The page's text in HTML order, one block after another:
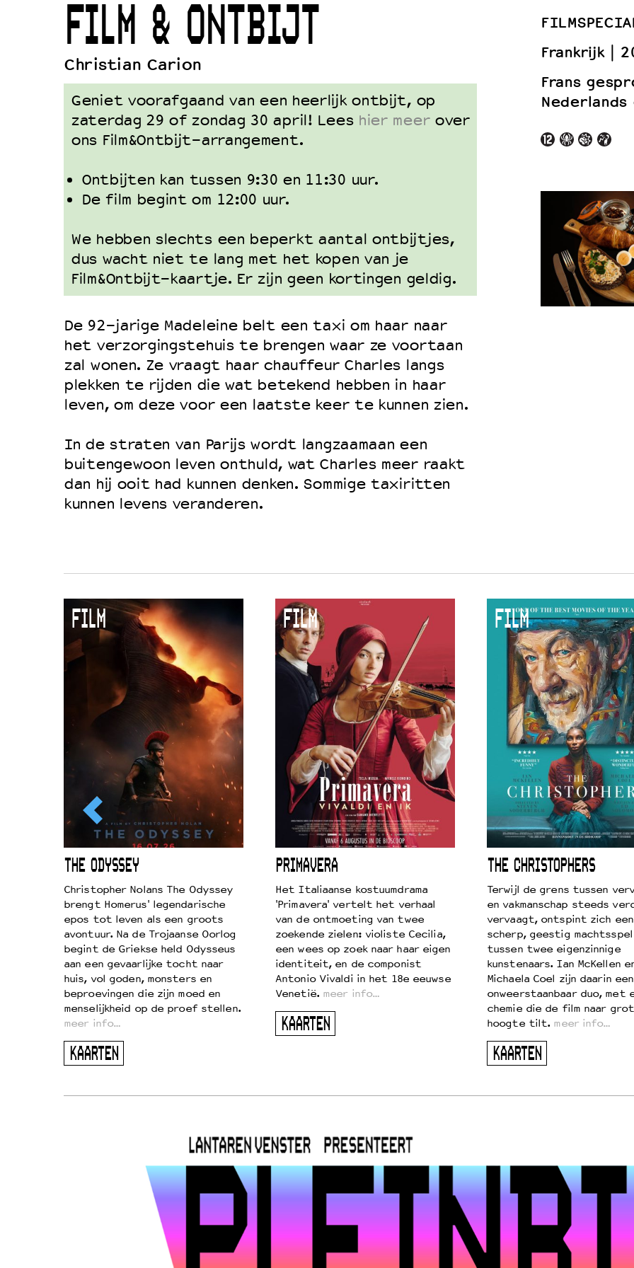
Duurzaamheid
Culturele boycot Israël
Ruimte voor artistieke vrijheid – VNPF
FILM & ONTBIJT
Christian Carion
Geniet voorafgaand van een heerlijk ontbijt, op
zaterdag 29 of zondag 30 april! Lees hier meerover
ons Film&Ontbijt-arrangement.
Ontbijten kan tussen 9:30 en 11:30 uur.
De film begint om 12:00 uur.
We hebben slechts een beperkt aantal ontbijtjes,
dus wacht niet te lang met het kopen van je
Film&Ontbijt-kaartje. Er zijn geen kortingen geldig.
De 92-jarige Madeleine belt een taxi om haar naar
het verzorgingstehuis te brengen waar ze voortaan
zal wonen. Ze vraagt haar chauffeur Charles langs
plekken te rijden die wat betekend hebben in haar
leven, om deze voor een laatste keer te kunnen zien.
In de straten van Parijs wordt langzaamaan een
buitengewoon leven onthuld, wat Charles meer raakt
dan hij ooit had kunnen denken. Sommige taxiritten
kunnen levens veranderen.
Frankrijk
Frans
FILM
THE ODYSSEY
Christopher Nolans The Odyssey
brengt Homerus' legendarische
epos tot leven als een groots
avontuur. Na de Trojaanse Oorlog
begint de Griekse held Odysseus
aan een gevaarlijke tocht naar
huis, vol goden, monsters en
beproevingen die zijn moed en
menselijkheid op de proef stellen.
meer info…
KAARTEN
FILM
PRIMAVERA
Het Italiaanse kostuumdrama
'Primavera' vertelt het verhaal
van de ontmoeting van twee
zoekende zielen: violiste Cecilia,
een wees op zoek naar haar eigen
identiteit, en de componist
Antonio Vivaldi in het 18e eeuwse
Venetië. meer info…
KAARTEN
FILM
THE CHRISTOPHERS
Terwijl de grens tussen
en vakmanschap steeds
vervaagt, ontspint zich een
scherp, geestig machtsspel
tussen twee eigenzinnige
kunstenaars. Ian McKellen
Michaela Coel zijn daarin een
onweerstaanbaar duo, met
chemie die de film naar
hoogte tilt. meer info…
KAARTEN